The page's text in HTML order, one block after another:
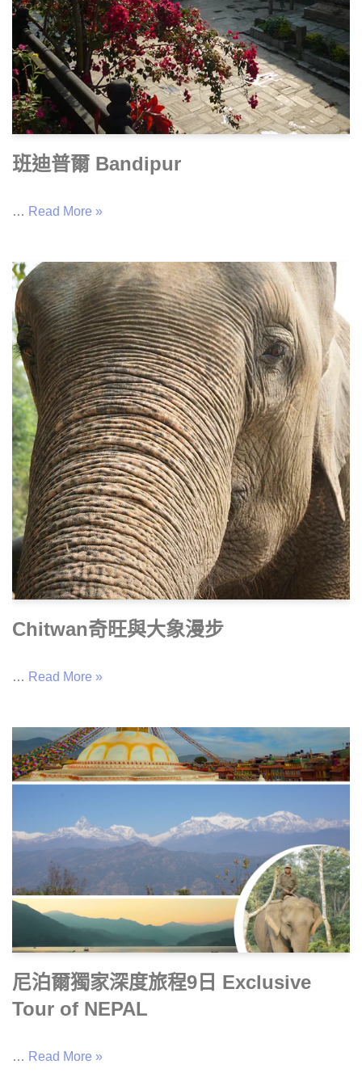
班迪普爾 Bandipur
… Read More »
Chitwan奇旺與大象漫步
… Read More »
尼泊爾獨家深度旅程9日 Exclusive
Tour of NEPAL
… Read More »